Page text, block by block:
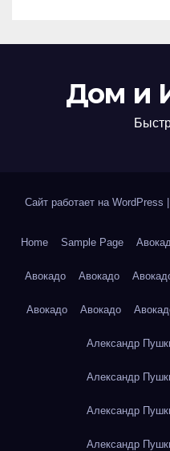
Дом и
Сайт работает на WordPress
Home Sample Page
Авокадо Авокадо
Авокадо Авокадо
Александр
Александр
Александр
Александр